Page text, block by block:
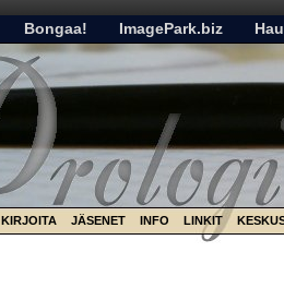
Bongaa! ImagePark.biz
KIRJOITA JÄSENET INFO LINKIT